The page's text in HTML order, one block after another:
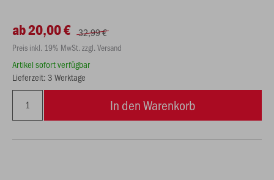
ab 20,00 € 32,99 €
Preis inkl. 19% MwSt. zzgl. Versand
Artikel sofort verfügbar
Lieferzeit: 3 Werktage
In den Warenkorb